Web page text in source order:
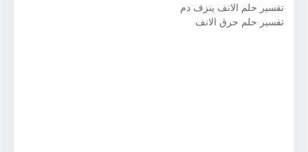
تفسير حلم الانف ينزف دم
تفسير حلم حرق الانف